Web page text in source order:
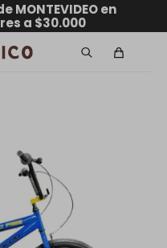
EL PAÍS
RECARGO
MONTEVIDEO en
a $30.000